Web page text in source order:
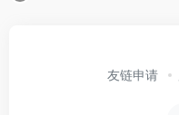
友链申请